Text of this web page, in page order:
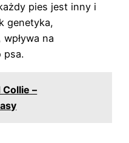
pies jest inny i
genetyka,
na
psa.
–